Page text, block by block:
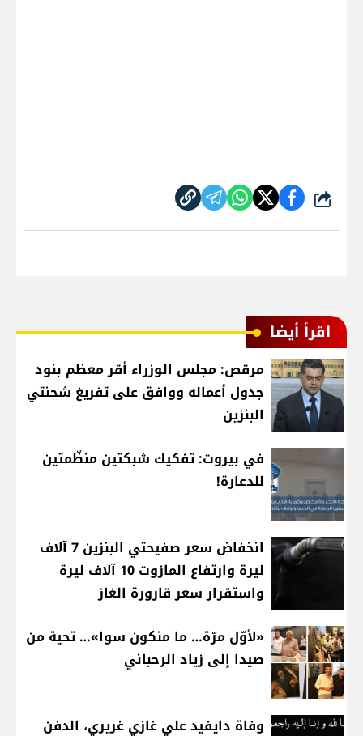
شارك
اقرأ أيضا
مرقص: مجلس الوزراء أقر معظم بنود
جدول أعماله ووافق على تفريغ شحنتي
البنزين
في بيروت: تفكيك شبكتين منظّمتين
للدعارة!
انخفاض سعر صفيحتي البنزين 7 آلاف
ليرة وارتفاع المازوت 10 آلاف ليرة
واستقرار سعر قارورة الغاز
«لأوّل مرّة… ما منكون سوا»… تحية من
صيدا إلى زياد الرحباني
وفاة دايفيد علي غازي غريري، الدفن